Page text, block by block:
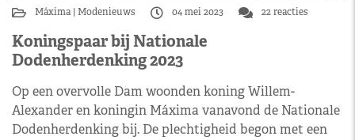
Máxima Modenieuws 04 mei 2023 22 reacties
Koningspaar bij Nationale
Dodenherdenking 2023
Op een overvolle Dam woonden koning Willem-
Alexander en koningin Máxima vanavond de Nationale
Dodenherdenking bij. De plechtigheid begon met een